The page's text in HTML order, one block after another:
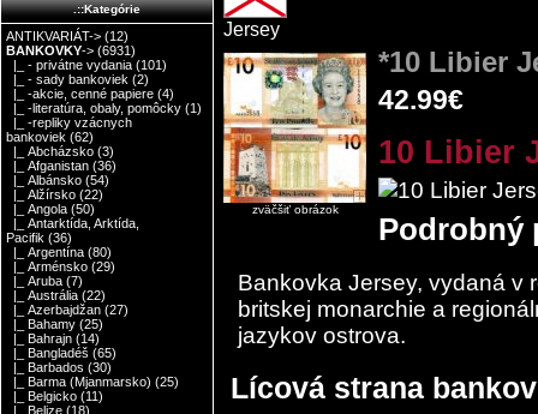
.::Kategórie
ANTIKVARIÁT-> (12)
BANKOVKY-> (6931)
|_ - privátne vydania (101)
|_ - sady bankoviek (2)
|_ -akcie, cenné papiere (4)
|_ -literatúra, obaly, pomôcky (1)
|_ -repliky vzácnych
bankoviek (62)
|_ Abcházsko (3)
|_ Afganistan (36)
|_ Albánsko (54)
|_ Alžírsko (22)
|_ Angola (50)
|_ Antarktída, Arktída,
Pacifik (36)
|_ Argentína (80)
|_ Arménsko (29)
|_ Aruba (7)
|_ Austrália (22)
|_ Azerbajdžan (27)
|_ Bahamy (25)
|_ Bahrajn (14)
|_ Bangladéš (65)
|_ Barbados (30)
|_ Barma (Mjanmarsko) (25)
|_ Belgicko (11)
|_ Belize (18)
Jersey
zväčšiť obrázok
*10 Libier
42.99€
10 Libier
Podrobný
Bankovka Jersey, vydaná v
britskej monarchie a
jazykov ostrova.
Lícová strana